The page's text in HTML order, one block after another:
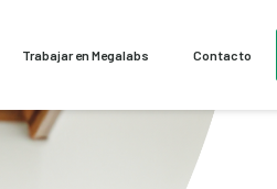
Trabajar en Megalabs Contacto